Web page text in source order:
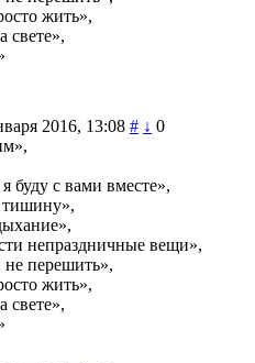
жить»,
свете»,
2016, 13:08 # ↓ 0
буду с вами вместе»,
тишину»,
непраздничные вещи»,
не перешить»,
жить»,
свете»,